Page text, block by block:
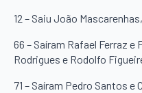
12 – Saiu João
66 – Saíram Rafael Ferraz
Rodrigues e Rodolfo
71 – Saíram Pedro Santos